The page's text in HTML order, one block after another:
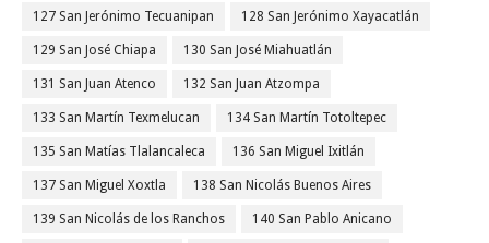
127 San Jerónimo Tecuanipan 128 San Jerónimo Xayacatlán
129 San José Chiapa 130 San José Miahuatlán
131 San Juan Atenco 132 San Juan Atzompa
133 San Martín Texmelucan 134 San Martín Totoltepec
135 San Matías Tlalancaleca 136 San Miguel Ixitlán
137 San Miguel Xoxtla 138 San Nicolás Buenos Aires
139 San Nicolás de los Ranchos 140 San Pablo Anicano